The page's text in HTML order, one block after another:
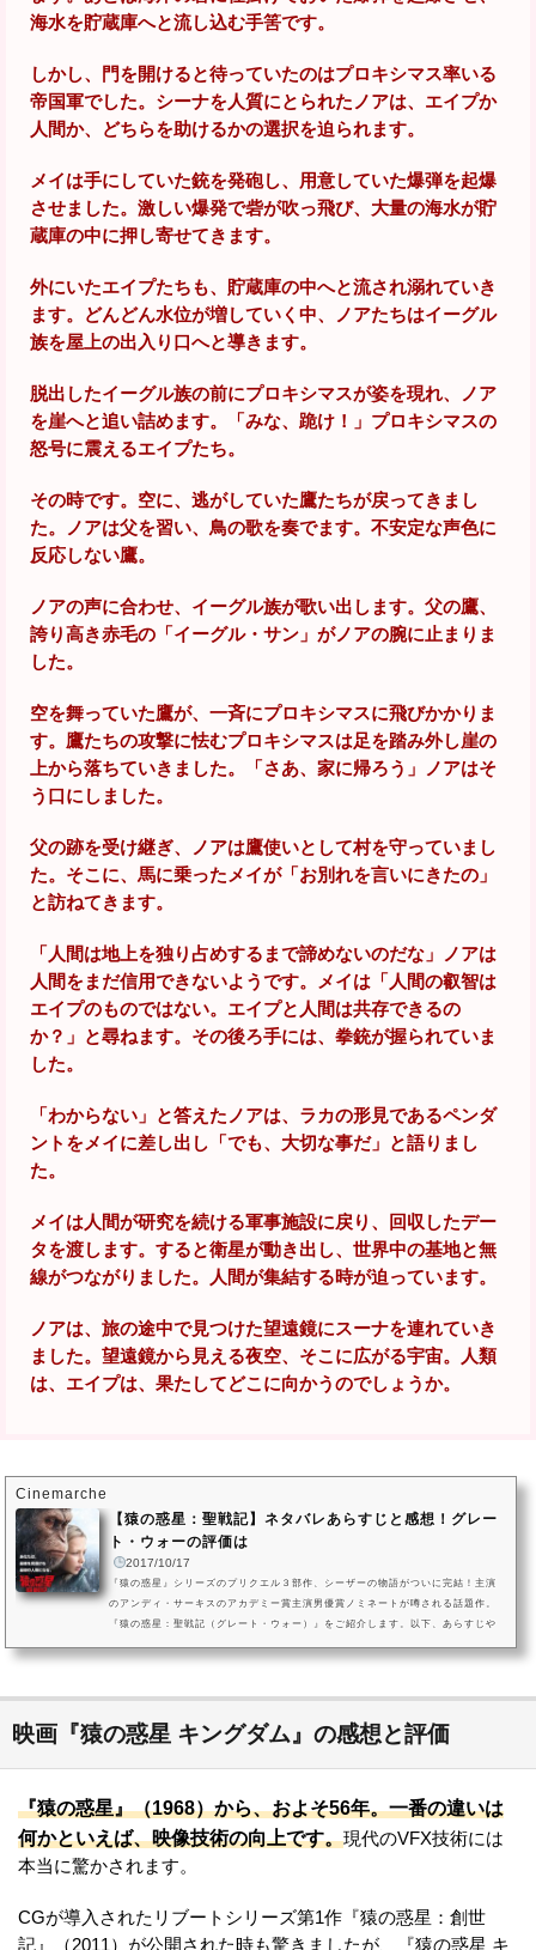
海水を貯蔵庫へと流し込む手筈です。
しかし、門を開けると待っていたのはプロキシマス率いる
帝国軍でした。シーナを人質にとられたノアは、エイプか
人間か、どちらを助けるかの選択を迫られます。
メイは手にしていた銃を発砲し、用意していた爆弾を起爆
させました。激しい爆発で砦が吹っ飛び、大量の海水が貯
蔵庫の中に押し寄せてきます。
外にいたエイプたちも、貯蔵庫の中へと流され溺れていき
ます。どんどん水位が増していく中、ノアたちはイーグル
族を屋上の出入り口へと導きます。
脱出したイーグル族の前にプロキシマスが姿を現れ、ノア
を崖へと追い詰めます。「みな、跪け！」プロキシマスの
怒号に震えるエイプたち。
その時です。空に、逃がしていた鷹たちが戻ってきまし
た。ノアは父を習い、鳥の歌を奏でます。不安定な声色に
反応しない鷹。
ノアの声に合わせ、イーグル族が歌い出します。父の鷹、
誇り高き赤毛の「イーグル・サン」がノアの腕に止まりま
した。
空を舞っていた鷹が、一斉にプロキシマスに飛びかかりま
す。鷹たちの攻撃に怯むプロキシマスは足を踏み外し崖の
上から落ちていきました。「さあ、家に帰ろう」ノアはそ
う口にしました。
父の跡を受け継ぎ、ノアは鷹使いとして村を守っていまし
た。そこに、馬に乗ったメイが「お別れを言いにきたの」
と訪ねてきます。
「人間は地上を独り占めするまで諦めないのだな」ノアは
人間をまだ信用できないようです。メイは「人間の叡智は
エイプのものではない。エイプと人間は共存できるの
か？」と尋ねます。その後ろ手には、拳銃が握られていま
した。
「わからない」と答えたノアは、ラカの形見であるペンダ
ントをメイに差し出し「でも、大切な事だ」と語りまし
た。
メイは人間が研究を続ける軍事施設に戻り、回収したデー
タを渡します。すると衛星が動き出し、世界中の基地と無
線がつながりました。人間が集結する時が迫っています。
ノアは、旅の途中で見つけた望遠鏡にスーナを連れていき
ました。望遠鏡から見える夜空、そこに広がる宇宙。人類
は、エイプは、果たしてどこに向かうのでしょうか。
Cinemarche
【猿の惑星：聖戦記】ネタバレあらすじと感想！グレー
ト・ウォーの評価は
2017/10/17
『猿の惑星』シリーズのプリクエル３部作、シーザーの物語がついに完結！主演
のアンディ・サーキスのアカデミー賞主演男優賞ノミネートが噂される話題作。
『猿の惑星：聖戦記（グレート・ウォー）』をご紹介します。以下、あらすじや
映画『猿の惑星 キングダム』の感想と評価
『猿の惑星』（1968）から、およそ56年。一番の違いは
何かといえば、映像技術の向上です。現代のVFX技術には
本当に驚かされます。
CGが導入されたリブートシリーズ第1作『猿の惑星：創世
記』（2011）が公開された時も驚きましたが、『猿の惑星 キ